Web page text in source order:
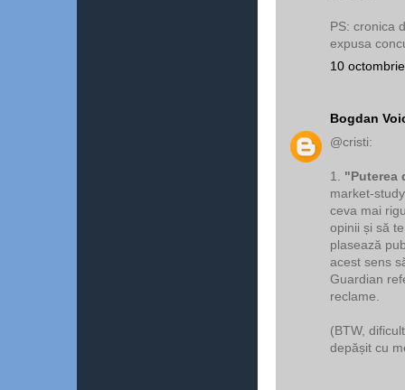
PS: cronica
expusa
10
Bogdan
@cristi:
1. "Puterea
market-
ceva mai
opinii și să
plasează
acest sens
Guardian
reclame.
(BTW,
depășit cu